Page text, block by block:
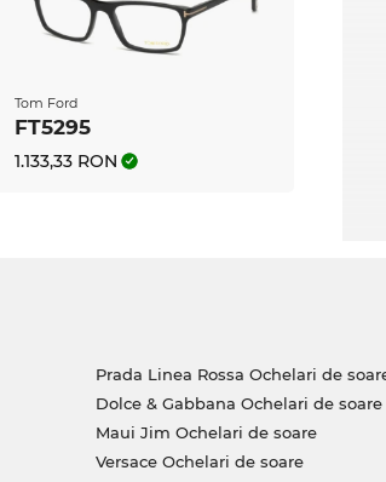
Maistrul Optician
tale personale. Alături de
efect anti-reflex
Expres, putem să-ţi
Tom Ford
FT5295
1.133,33 RON
Prada Linea Rossa Ochelari de
Dolce & Gabbana Ochelari de soare
Maui Jim Ochelari de soare
Versace Ochelari de soare